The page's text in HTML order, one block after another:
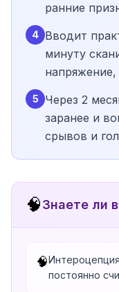
ранние
4 Вводит
минуту
напряжение,
5
Через 2
заранее и
срывов и
🧠Знаете ли
🧠
постоянно